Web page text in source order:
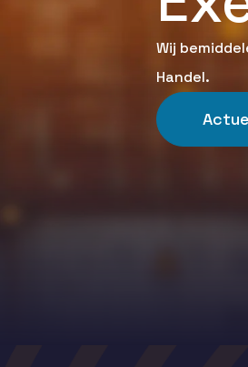
Wij
Handel.